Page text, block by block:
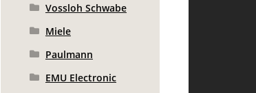
Vossloh Schwabe
Miele
Paulmann
EMU Electronic